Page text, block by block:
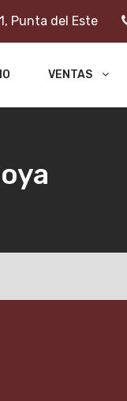
Punta del Este
VENTAS